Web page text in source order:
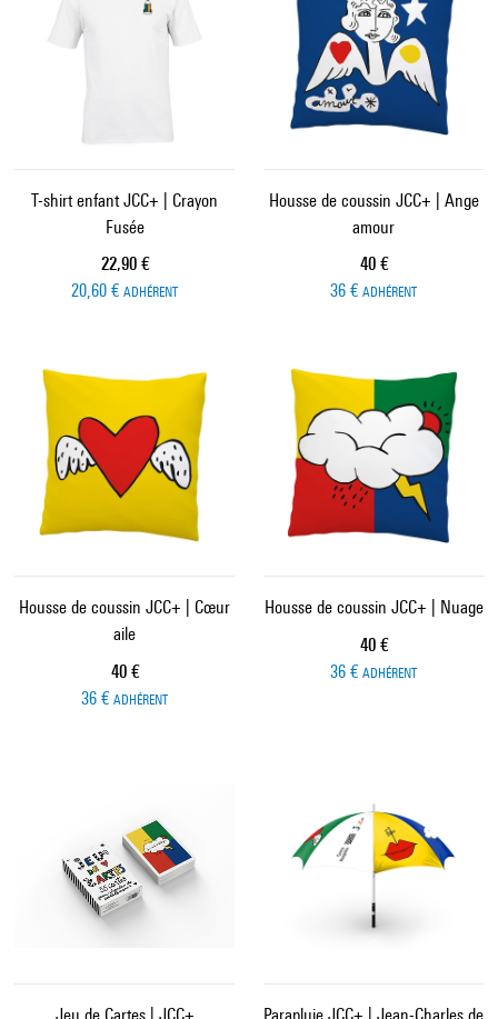
T-shirt enfant JCC+ | Crayon
Fusée
Prix ​​actuel
22,90 €
20,60 € ADHÉRENT
Housse de coussin JCC+ | Ange
amour
Prix ​​actuel
40 €
36 € ADHÉRENT
Housse de coussin JCC+ | Cœur
aile
Prix ​​actuel
40 €
36 € ADHÉRENT
Housse de coussin JCC+ | Nuage
Prix ​​actuel
40 €
36 € ADHÉRENT